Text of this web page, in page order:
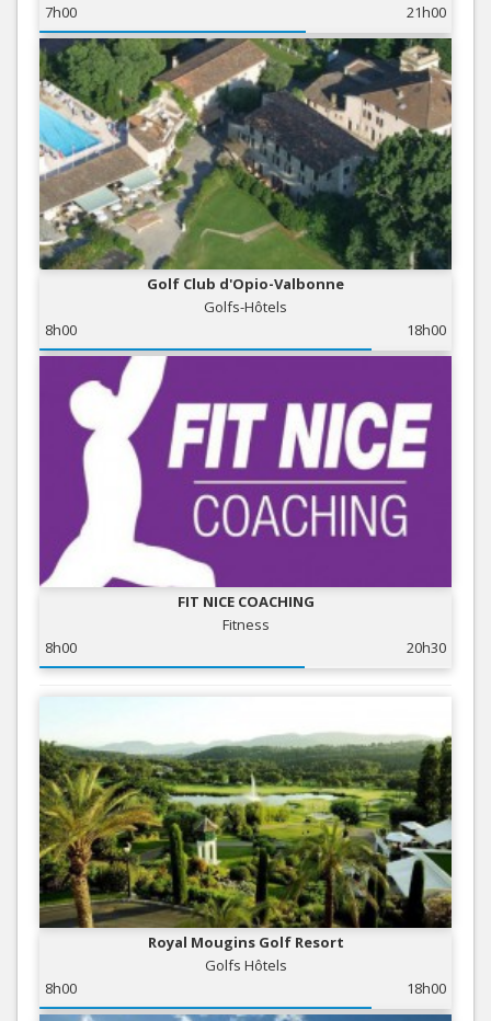
7h00
21h00
Golf Club d'Opio-Valbonne
Golfs-Hôtels
8h00
18h00
FIT NICE COACHING
Fitness
8h00
20h30
Royal Mougins Golf Resort
Golfs Hôtels
8h00
18h00